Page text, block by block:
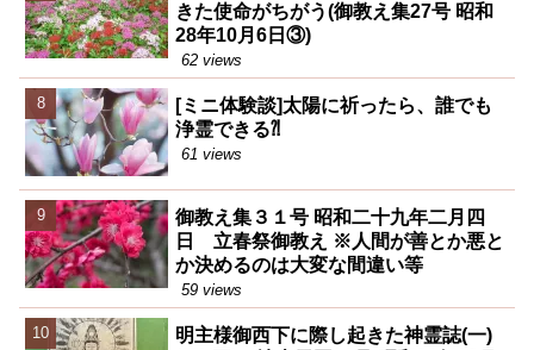
きた使命がちがう(御教え集27号 昭和
28年10月6日③)
62 views
[ミニ体験談]太陽に祈ったら、誰でも
浄霊できる⁈
61 views
御教え集３１号 昭和二十九年二月四
日 立春祭御教え ※人間が善とか悪と
か決めるのは大変な間違い等
59 views
明主様御西下に際し起きた神霊誌(一)